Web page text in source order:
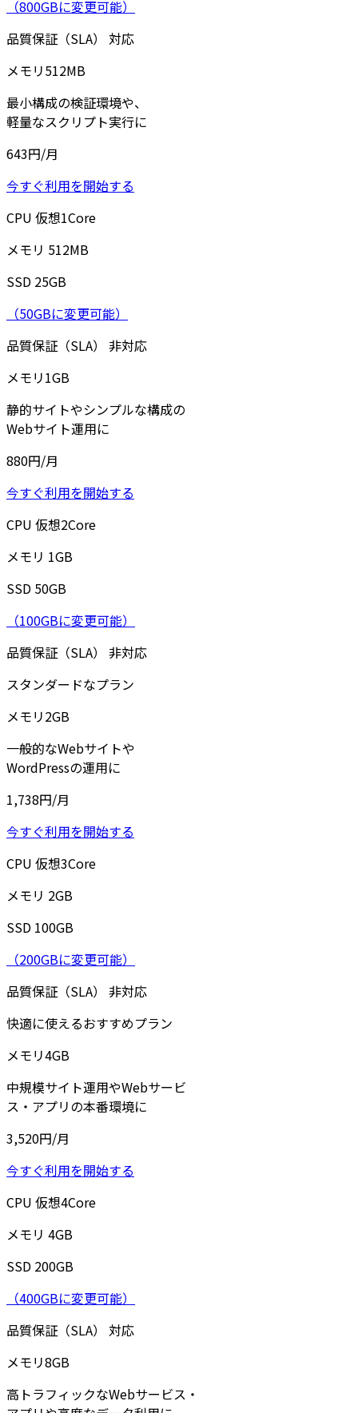
（800GBに変更可能）
品質保証（SLA）
対応
メモリ512MB
最小構成の検証環境や、
軽量なスクリプト実行に
643円/月
今すぐ利用を開始する
CPU 仮想1Core
メモリ 512MB
SSD 25GB
（50GBに変更可能）
品質保証（SLA）
非対応
メモリ1GB
静的サイトやシンプルな構成の
Webサイト運用に
880円/月
今すぐ利用を開始する
CPU 仮想2Core
メモリ 1GB
SSD 50GB
（100GBに変更可能）
品質保証（SLA）
非対応
スタンダードなプラン
メモリ2GB
一般的なWebサイトや
WordPressの運用に
1,738円/月
今すぐ利用を開始する
CPU 仮想3Core
メモリ 2GB
SSD 100GB
（200GBに変更可能）
品質保証（SLA）
非対応
快適に使えるおすすめプラン
メモリ4GB
中規模サイト運用やWebサービ
ス・アプリの本番環境に
3,520円/月
今すぐ利用を開始する
CPU 仮想4Core
メモリ 4GB
SSD 200GB
（400GBに変更可能）
品質保証（SLA）
対応
メモリ8GB
高トラフィックなWebサービス・